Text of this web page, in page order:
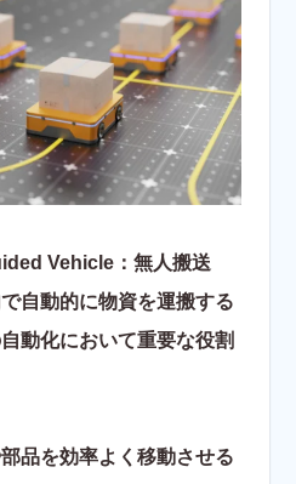
Vehicle：無人搬送
自動的に物資を運搬する
動化において重要な役割
品を効率よく移動させる